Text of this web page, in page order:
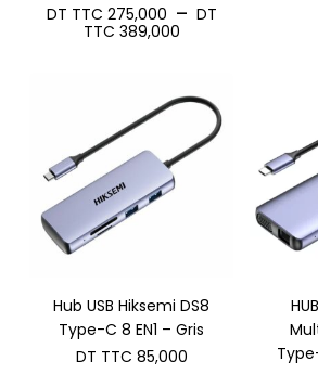
DT TTC 275,000 – DT
TTC 389,000Plage
TTC 275,000
DT
TTC 389,000
Hub USB Hiksemi DS8
Type-C 8 EN1 – Gris
DT TTC 85,000